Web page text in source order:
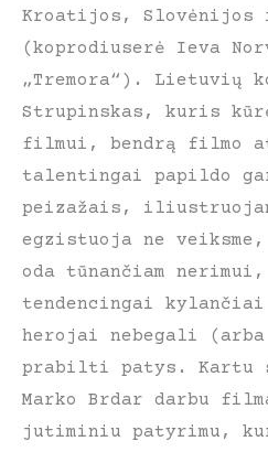
Kroatijos, Slovėnijos
(koprodiuserė Ieva
„Tremora“). Lietuvių
Strupinskas, kuris
filmui, bendrą filmo
talentingai papildo
peizažais,
egzistuoja ne
oda tūnančiam
tendencingai
herojai nebegali (arba
prabilti patys. Kartu
Marko Brdar darbu
jutiminiu patyrimu,